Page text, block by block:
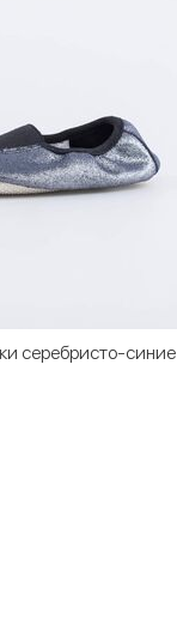
серебристо-синие